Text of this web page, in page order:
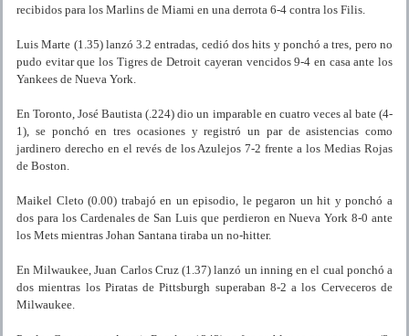
recibidos para los Marlins de Miami en una derrota 6-4 contra los Filis.
Luis Marte (1.35) lanzó 3.2 entradas, cedió dos hits y ponchó a tres, pero no
pudo evitar que los Tigres de Detroit cayeran vencidos 9-4 en casa ante los
Yankees de Nueva York.
En Toronto, José Bautista (.224) dio un imparable en cuatro veces al bate (4-
1), se ponchó en tres ocasiones y registró un par de asistencias como
jardinero derecho en el revés de los Azulejos 7-2 frente a los Medias Rojas
de Boston.
Maikel Cleto (0.00) trabajó en un episodio, le pegaron un hit y ponchó a
dos para los Cardenales de San Luis que perdieron en Nueva York 8-0 ante
los Mets mientras Johan Santana tiraba un no-hitter.
En Milwaukee, Juan Carlos Cruz (1.37) lanzó un inning en el cual ponchó a
dos mientras los Piratas de Pittsburgh superaban 8-2 a los Cerveceros de
Milwaukee.